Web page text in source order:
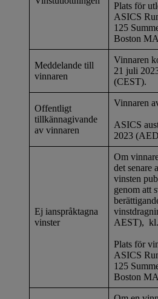
Plats för
ASICS
125
Boston
Meddelande till
vinnaren
Vinnaren
21 juli
(CEST).
Offentligt
tillkännagivande
av vinnaren
Vinnaren
ASICS
2023
Ej ianspråktagna
vinster
Om
det senare
vinsten
genom att
AEST),
Plats för
ASICS
125
Boston